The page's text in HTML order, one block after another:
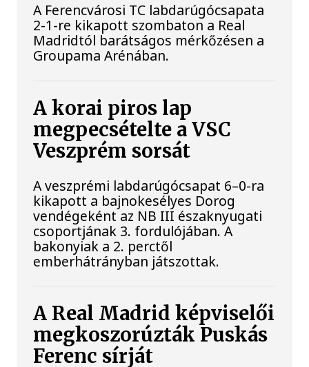
A Ferencvárosi TC labdarúgócsapata
2-1-re kikapott szombaton a Real
Madridtól barátságos mérkőzésen a
Groupama Arénában.
A korai piros lap
megpecsételte a VSC
Veszprém sorsát
A veszprémi labdarúgócsapat 6–0-ra
kikapott a bajnokesélyes Dorog
vendégeként az NB III északnyugati
csoportjának 3. fordulójában. A
bakonyiak a 2. perctől
emberhátrányban játszottak.
A Real Madrid képviselői
megkoszorúzták Puskás
Ferenc sírját